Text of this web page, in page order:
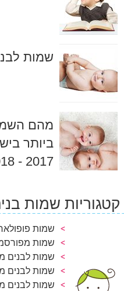
שמות לבנים
מהם
ביותר
2017 - 2018?
קטגוריות שמות
שמות
שמות
שמות לבנים
שמות לבנים
שמות לבנים